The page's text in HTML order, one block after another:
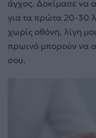
άγχος. Δοκίμασε να
για τα πρώτα 20-30
χωρίς οθόνη, λίγη
πρωινό μπορούν να
σου.